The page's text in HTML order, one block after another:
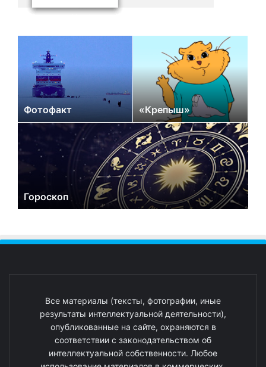
Фотофакт «Крепыш»
Гороскоп
Все материалы (тексты, фотографии, иные
результаты интеллектуальной деятельности),
опубликованные на сайте, охраняются в
соответствии с законодательством об
интеллектуальной собственности. Любое